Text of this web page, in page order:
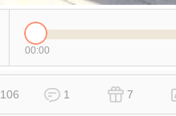
00:00
106 1 7